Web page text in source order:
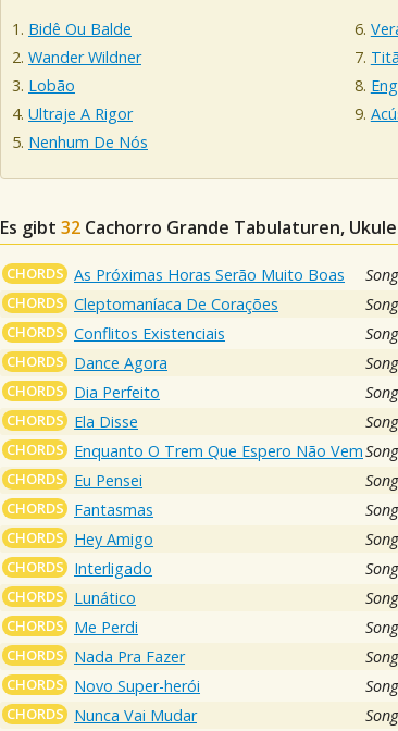
Bidê Ou Balde
Wander Wildner
Lobão
Ultraje A Rigor
Nenhum De Nós
Es gibt 32 Cachorro Grande Tabulaturen,
CHORDS As Próximas Horas Serão Muito Boas
CHORDS Cleptomaníaca De Corações
CHORDS Conflitos Existenciais
CHORDS Dance Agora
CHORDS Dia Perfeito
CHORDS Ela Disse
CHORDS Enquanto O Trem Que Espero Não Vem
CHORDS Eu Pensei
CHORDS Fantasmas
CHORDS Hey Amigo
CHORDS Interligado
CHORDS Lunático
CHORDS Me Perdi
CHORDS Nada Pra Fazer
CHORDS Novo Super-herói
CHORDS Nunca Vai Mudar